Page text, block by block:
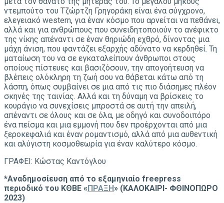
ντεμπούτο του Τζώρτζη Γρηγοράκη είναι ένα σύγχρονο,
ελεγειακό western, για έναν κόσμο που αρνείται να πεθάνει,
αλλά και για ανθρώπους που συνειδητοποιούν το ανέφικτο
της νίκης απέναντι σε έναν θηριώδη εχθρό, δίνοντας μια
μάχη άνιση, που φαντάζει εξαρχής αδύνατο να κερδηθεί. Τη
ματαίωση του να σε εγκαταλείπουν άνθρωποι στους
οποίους πίστευες και βασιζόσουν, την απογοήτευση να
βλέπεις ολόκληρη τη ζωή σου να θάβεται κάτω από τη
λάσπη, όπως συμβαίνει σε μια από τις πιο διάσημες πλέον
σκηνές της ταινίας. Αλλά και τη δύναμη να βρίσκεις το
κουράγιο να συνεχίσεις μπροστά σε αυτή την απειλή,
απέναντι σε όλους και σε όλα, με οδηγό και συνοδοιπόρο
ένα πείσμα και μια εμμονή που δεν προέρχονται από μια
ξεροκεφαλιά και έναν ρομαντισμό, αλλά από μια αυθεντική
και αλύγιστη κοσμοθεωρία για έναν καλύτερο κόσμο.
ΓΡΑΦΕΙ: Κώστας Καντόγλου
*Αναδημοσίευση από το εξαμηνιαίο freepress
περιοδικό του ΚΘΒΕ «ΠΡΑΞΗ» (ΚΑΛΟΚΑΙΡΙ- ΦΘΙΝΟΠΩΡΟ
2023)